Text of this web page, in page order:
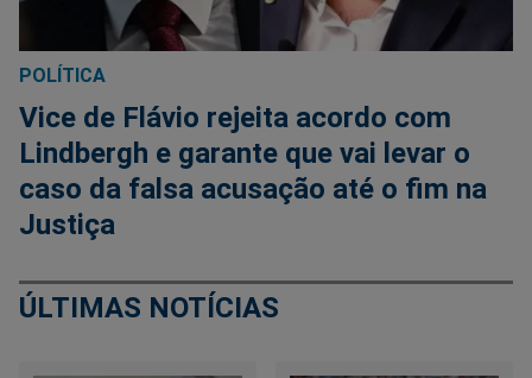
POLÍTICA
Vice de Flávio rejeita acordo com
Lindbergh e garante que vai levar o
caso da falsa acusação até o fim na
Justiça
ÚLTIMAS NOTÍCIAS